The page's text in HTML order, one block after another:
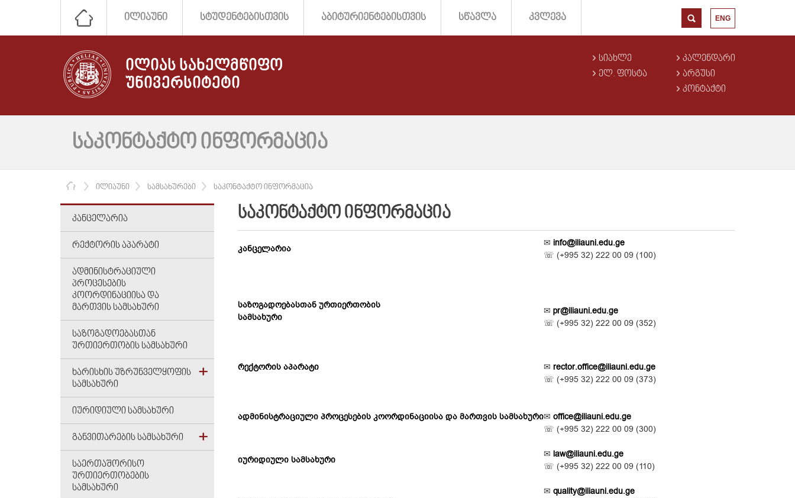
ᲘᲚᲘᲐᲣᲜᲘ ᲡᲢᲣᲓᲔᲜᲢᲔᲑᲘᲡᲗᲕᲘᲡ ᲐᲑᲘᲢᲣᲠᲘᲔᲜᲢᲔᲑᲘᲡᲗᲕᲘᲡ ᲡᲬᲐᲕᲚᲐ ᲙᲕᲚᲔᲕᲐ ENG
ᲘᲚᲘᲐᲡ ᲡᲐᲮᲔᲚᲛᲬᲘᲤᲝ
ᲣᲜᲘᲕᲔᲠᲡᲘᲢᲔᲢᲘ
ᲡᲘᲐᲮᲚᲔ
ᲔᲚ. ᲤᲝᲡᲢᲐ
ᲙᲐᲚᲔᲜᲓᲐᲠᲘ
ᲐᲠᲒᲣᲡᲘ
ᲙᲝᲜᲢᲐᲥᲢᲘ
ᲡᲐᲙᲝᲜᲢᲐᲥᲢᲝ ᲘᲜᲤᲝᲠᲛᲐᲪᲘᲐ
ᲛᲗᲐᲕᲐᲠᲘ
ᲘᲚᲘᲐᲣᲜᲘ ᲡᲐᲛᲡᲐᲮᲣᲠᲔᲑᲘ ᲡᲐᲙᲝᲜᲢᲐᲥᲢᲝ ᲘᲜᲤᲝᲠᲛᲐᲪᲘᲐ
ᲙᲐᲜᲪᲔᲚᲐᲠᲘᲐ
ᲠᲔᲥᲢᲝᲠᲘᲡ ᲐᲞᲐᲠᲐᲢᲘ
ᲐᲓᲛᲘᲜᲘᲡᲢᲠᲐᲪᲘᲣᲚᲘ
ᲞᲠᲝᲪᲔᲡᲔᲑᲘᲡ
ᲙᲝᲝᲠᲓᲘᲜᲐᲪᲘᲘᲡᲐ ᲓᲐ
ᲛᲐᲠᲗᲕᲘᲡ ᲡᲐᲛᲡᲐᲮᲣᲠᲘ
ᲡᲐᲖᲝᲒᲐᲓᲝᲔᲑᲐᲡᲗᲐᲜ
ᲣᲠᲗᲘᲔᲠᲗᲝᲑᲘᲡ ᲡᲐᲛᲡᲐᲮᲣᲠᲘ
ᲮᲐᲠᲘᲡᲮᲘᲡ ᲣᲖᲠᲣᲜᲕᲔᲚᲧᲝᲤᲘᲡ
ᲡᲐᲛᲡᲐᲮᲣᲠᲘ
ᲘᲣᲠᲘᲓᲘᲣᲚᲘ ᲡᲐᲛᲡᲐᲮᲣᲠᲘ
ᲒᲐᲜᲕᲘᲗᲐᲠᲔᲑᲘᲡ ᲡᲐᲛᲡᲐᲮᲣᲠᲘ
ᲡᲐᲔᲠᲗᲐᲨᲝᲠᲘᲡᲝ
ᲣᲠᲗᲘᲔᲠᲗᲝᲑᲔᲑᲘᲡ
ᲡᲐᲛᲡᲐᲮᲣᲠᲘ
ᲡᲐᲙᲝᲜᲢᲐᲥᲢᲝ ᲘᲜᲤᲝᲠᲛᲐᲪᲘᲐ
კანცელარია
✉ info@iliauni.edu.ge
☏ (+995 32) 222 00 09 (100)
საზოგადოებასთან ურთიერთობის
სამსახური
✉ pr@iliauni.edu.ge
☏ (+995 32) 222 00 09 (352)
რექტორის აპარატი ✉ rector.office@iliauni.edu.ge
☏ (+995 32) 222 00 09 (373)
ადმინისტრაციული პროცესების კოორდინაციისა და მართვის სამსახური✉ office@iliauni.edu.ge
☏ (+995 32) 222 00 09 (300)
იურიდიული სამსახური
✉ law@iliauni.edu.ge
☏ (+995 32) 222 00 09 (110)
✉ quality@iliauni.edu.ge